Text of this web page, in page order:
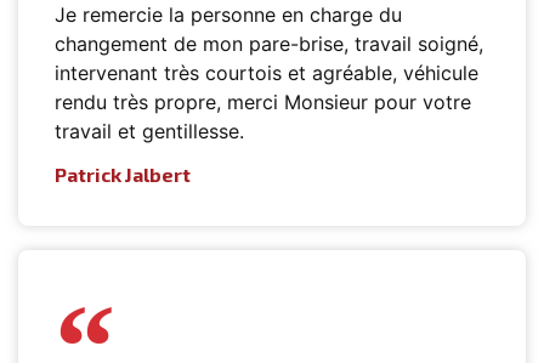
Je remercie la personne en charge du
changement de mon pare-brise, travail soigné,
intervenant très courtois et agréable, véhicule
rendu très propre, merci Monsieur pour votre
travail et gentillesse.
Patrick Jalbert